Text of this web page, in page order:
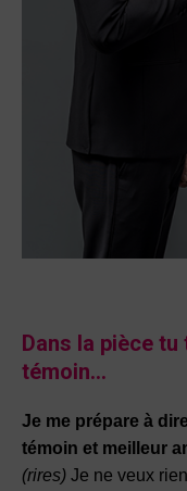
Dans la pièce
témoin…
Je me prépare à
témoin et meilleur
(rires) Je ne veux